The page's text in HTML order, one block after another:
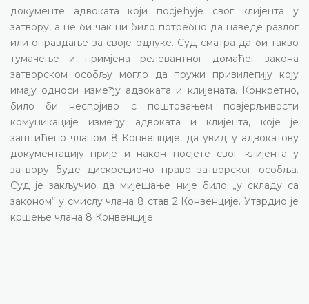
документе адвоката који посјећује свог клијента у
затвору, а не би чак ни било потребно да наведе разлог
или оправдање за своје одлуке. Суд сматра да би такво
тумачење и примјена релевантног домаћег закона
затворском особљу могло да пружи привилегију коју
имају односи између адвоката и клијената. Конкретно,
било би неспојиво с поштовањем повјерљивости
комуникације између адвоката и клијента, које је
заштићено чланом 8 Конвенције, да увид у адвокатову
документацију прије и након посјете свог клијента у
затвору буде дискреционо право затворског особља.
Суд је закључио да мијешање није било „у складу са
законом“ у смислу члана 8 став 2 Конвенције. Утврдио је
кршење члана 8 Конвенције.